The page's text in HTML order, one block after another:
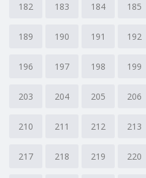
182 183 184 185
189 190 191 192
196 197 198 199
203 204 205 206
210 211 212 213
217 218 219 220